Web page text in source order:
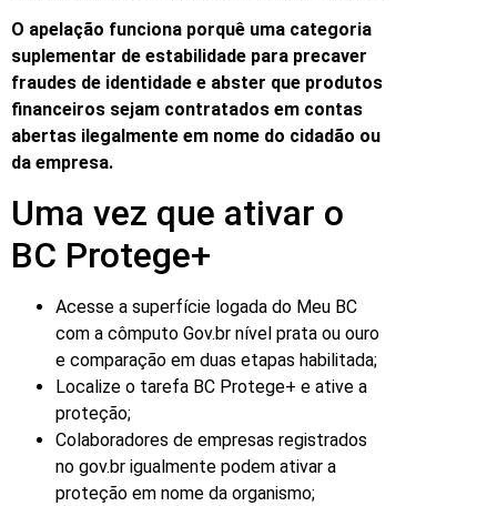
O apelação funciona porquê uma categoria
suplementar de estabilidade para precaver
fraudes de identidade e abster que produtos
financeiros sejam contratados em contas
abertas ilegalmente em nome do cidadão ou
da empresa.
Uma vez que ativar o
BC Protege+
Acesse a superfície logada do Meu BC
com a cômputo Gov.br nível prata ou ouro
e comparação em duas etapas habilitada;
Localize o tarefa BC Protege+ e ative a
proteção;
Colaboradores de empresas registrados
no gov.br igualmente podem ativar a
proteção em nome da organismo;